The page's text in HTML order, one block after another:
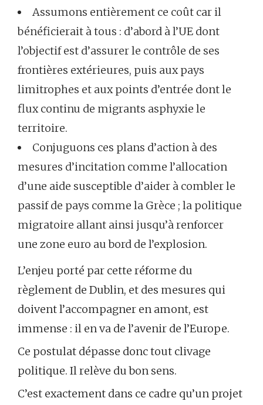
Assumons entièrement ce coût car il
bénéficierait à tous : d’abord à l’UE dont
l’objectif est d’assurer le contrôle de ses
frontières extérieures, puis aux pays
limitrophes et aux points d’entrée dont le
flux continu de migrants asphyxie le
territoire.
Conjuguons ces plans d’action à des
mesures d’incitation comme l’allocation
d’une aide susceptible d’aider à combler le
passif de pays comme la Grèce ; la politique
migratoire allant ainsi jusqu’à renforcer
une zone euro au bord de l’explosion.
L’enjeu porté par cette réforme du
règlement de Dublin, et des mesures qui
doivent l’accompagner en amont, est
immense : il en va de l’avenir de l’Europe.
Ce postulat dépasse donc tout clivage
politique. Il relève du bon sens.
C’est exactement dans ce cadre qu’un projet